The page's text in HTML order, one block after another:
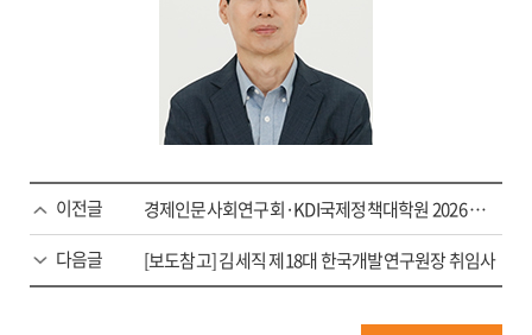
이전글
경제인문사회연구회·KDI국제정책대학원 2026 NRC 미래전망대회 개최 -APEC 경주 선언 이후 한국의 발전 전략-
다음글
[보도참고] 김세직 제18대 한국개발연구원장 취임사